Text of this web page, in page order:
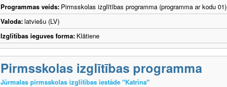
Programmas veids: Pirmsskolas izglītības programma (programma ar kodu 01)
Valoda:latviešu (LV)
Izglītības ieguves forma: Klātiene
Pirmsskolas izglītības programma
Jūrmalas pirmsskolas izglītības iestāde "Katrīna"